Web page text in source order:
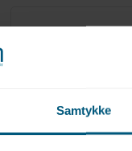
Samtykke